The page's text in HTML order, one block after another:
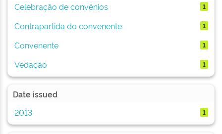
Celebração de convênios
1
Contrapartida do convenente 1
Convenente 1
Vedação 1
Date issued
2013
1